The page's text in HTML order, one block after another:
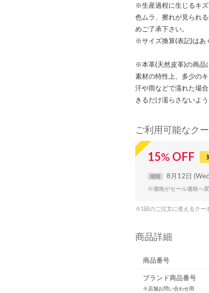
※生産過程に生じるキ
色ムラ、擦れが見られ
めご了承下さい。
※サイズ換算(表記)はあ
※本革(天然皮革)の商品
素材の特性上、多少の
汗や雨などで濡れた場
きるだけ濡らさないよう
ご利用可能なク
15% OFF
期間 8月12日
※価格がセール価格へ
※1回のご注文に使えるクー
商品詳細
商品番号
ブランド商品番号
※店舗お問い合わせ用